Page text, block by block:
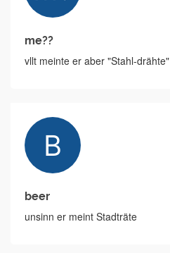
me??
vllt meinte er aber "Stahl-drähte"
beer
unsinn er meint Stadträte